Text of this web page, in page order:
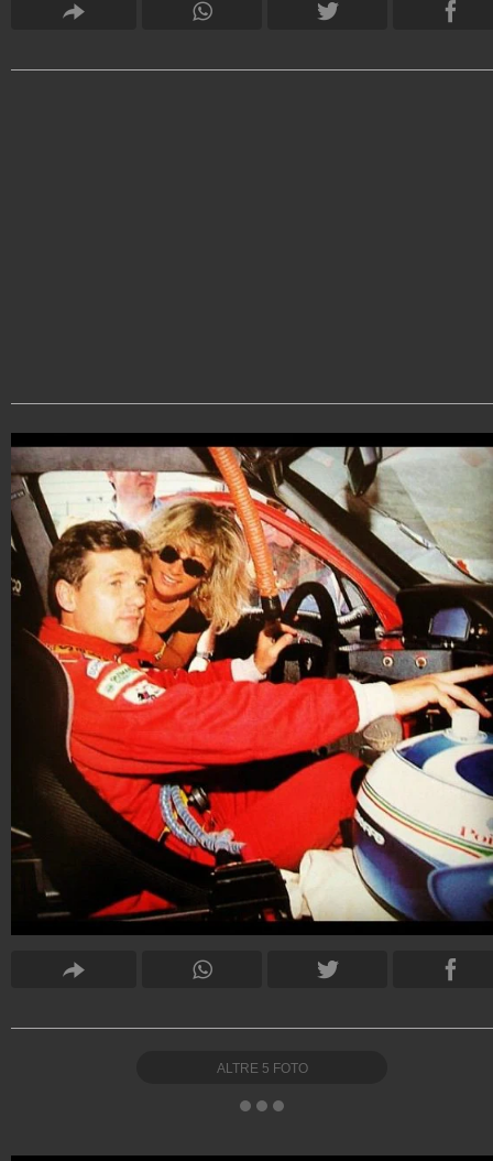
ALTRE 5 FOTO